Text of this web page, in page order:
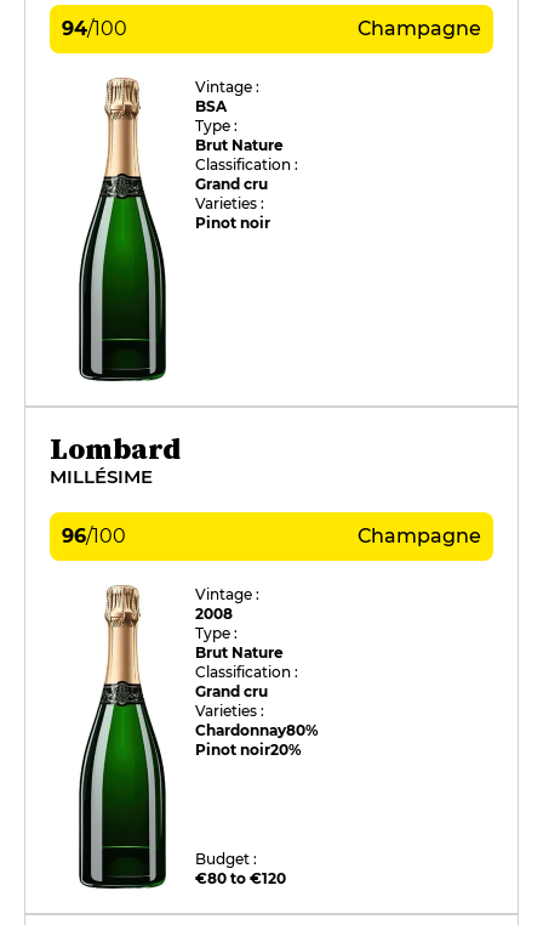
94/100 Champagne
Vintage :
BSA
Type :
Brut Nature
Classification :
Grand cru
Varieties :
Pinot noir
Lombard
MILLÉSIME
96/100 Champagne
Vintage :
2008
Type :
Brut Nature
Classification :
Grand cru
Varieties :
Chardonnay80%
Pinot noir20%
Budget :
€80 to €120